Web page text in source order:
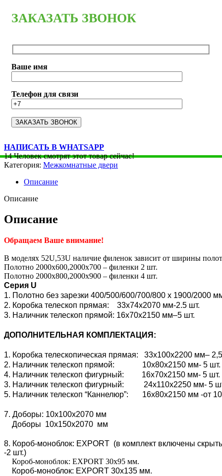
ЗАКАЗАТЬ ЗВОНОК
Ваше имя
Телефон для связи
НАПИСАТЬ В WHATSAPP
14 Человек смотрят этот товар сейчас!
Категория: Межкомнатные двери
Описание
Описание
Описание
Обращаем Ваше внимание!
В моделях 52U,53U наличие филенок зависит от ширины
Полотно 2000х600,2000х700 – филенки 2 шт.
Полотно 2000х800,2000х900 – филенки 4 шт.
Серия U
1. Полотно без зарезки 400/500/600/700/800 x 1900/2000
2. Коробка телескоп прямая: 33х74х2070 мм-2.5 шт.
3. Наличник телескоп прямой: 16х70х2150 мм–5 шт.
ДОПОЛНИТЕЛЬНАЯ КОМПЛЕКТАЦИЯ:
1. Коробка телескопическая прямая: 33х100х2200 мм–
2. Наличник телескоп прямой: 10х80х2150 мм- 5 шт.
4. Наличник телескоп фигурный: 16х70х2150 мм- 5 шт.
3. Наличник телескоп фигурный: 24х110х2250 мм- 5
5. Наличник телескоп “Каннелюр”: 16х80х2150 мм -от
7. Доборы: 10х100х2070 мм
Доборы 10х150х2070 мм
8. Короб-моноблок: EXPORT (в комплект включены
-2 шт.)
Короб-моноблок: EXPORT 30х95 мм.
Короб-моноблок: EXPORT 30х135 мм.